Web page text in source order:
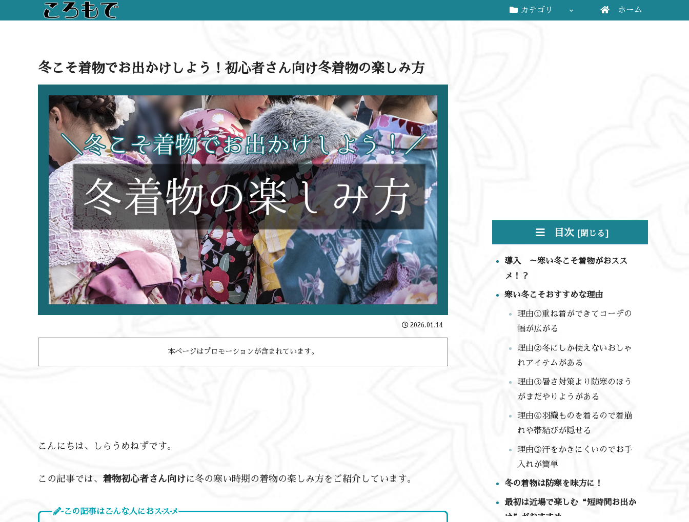
カテゴリ ホーム
冬こそ着物でお出かけしよう！初心者さん向け冬着物の楽しみ方
2026.01.14
本ページはプロモーションが含まれています。
こんにちは、しらうめねずです。
この記事では、 着物初心者さん向けに冬の寒い時期の着物の楽しみ方をご紹介しています。
この記事はこんな人におススメ
目次
導入 ～寒い冬こそ着物がおスス
メ！？
寒い冬こそおすすめな理由
理由①重ね着ができてコーデの
幅が広がる
理由②冬にしか使えないおしゃ
れアイテムがある
理由③暑さ対策より防寒のほう
がまだやりようがある
理由④羽織ものを着るので着崩
れや帯結びが隠せる
理由⑤汗をかきにくいのでお手
入れが簡単
冬の着物は防寒を味方に！
最初は近場で楽しむ“短時間お出か
け”がおすすめ